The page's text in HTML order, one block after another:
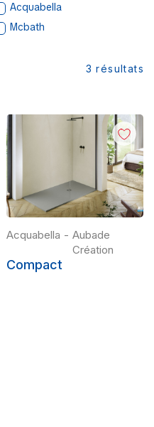
Acquabella
Mcbath
3 résultats
Acquabella - Aubade
Création
Compact